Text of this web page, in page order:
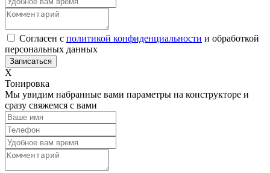
Согласен с политикой конфиденциальности и обработкой
персональных данных
Х
Тонировка
Мы увидим набранные вами параметры на конструкторе и
сразу свяжемся с вами